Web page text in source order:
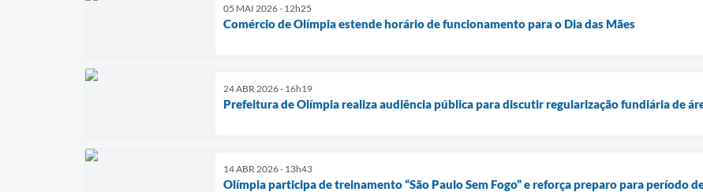
05 MAI 2026 - 12h25
Comércio de Olímpia estende horário de funcionamento para o Dia das Mães
24 ABR 2026 - 16h19
Prefeitura de Olímpia realiza audiência pública para discutir regularização fundiária de
14 ABR 2026 - 13h43
Olímpia participa de treinamento “São Paulo Sem Fogo” e reforça preparo para período